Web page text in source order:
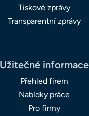
Tiskové zprávy
Transparentní zprávy
Užitečné informace
Přehled firem
Nabídky práce
Pro firmy